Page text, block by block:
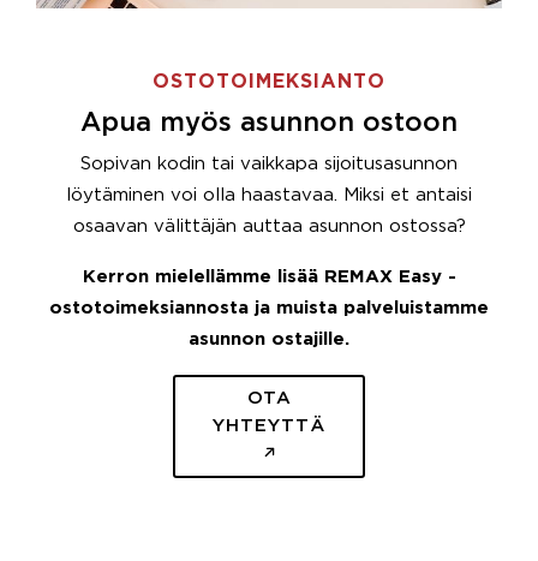
OSTOTOIMEKSIANTO
Apua myös asunnon ostoon
Sopivan kodin tai vaikkapa sijoitusasunnon
löytäminen voi olla haastavaa. Miksi et antaisi
osaavan välittäjän auttaa asunnon ostossa?
Kerron mielellämme lisää REMAX Easy -
ostotoimeksiannosta ja muista palveluistamme
asunnon ostajille.
OTA
YHTEYTTÄ